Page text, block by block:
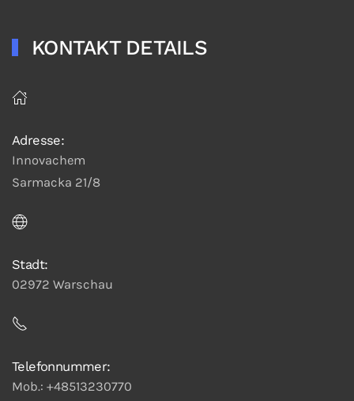
KONTAKT DETAILS
Adresse:
Innovachem
Sarmacka 21/8
Stadt:
02972 Warschau
Telefonnummer:
Mob.: +48513230770